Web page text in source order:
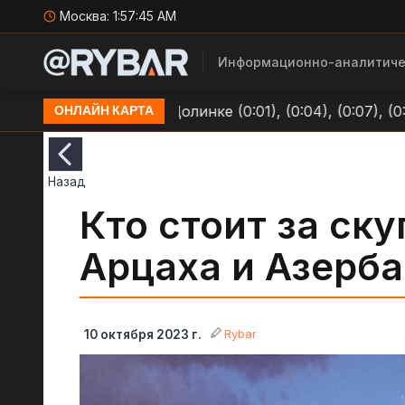
Москва: 1:57:47 AM
Информационно-
ОНЛАЙН КАРТА
ВСУ в Долинке (0:01), (0:04), (0:07), (0:09)
Назад
Кто стоит за
Арцаха и
10 октября 2023 г. Rybar